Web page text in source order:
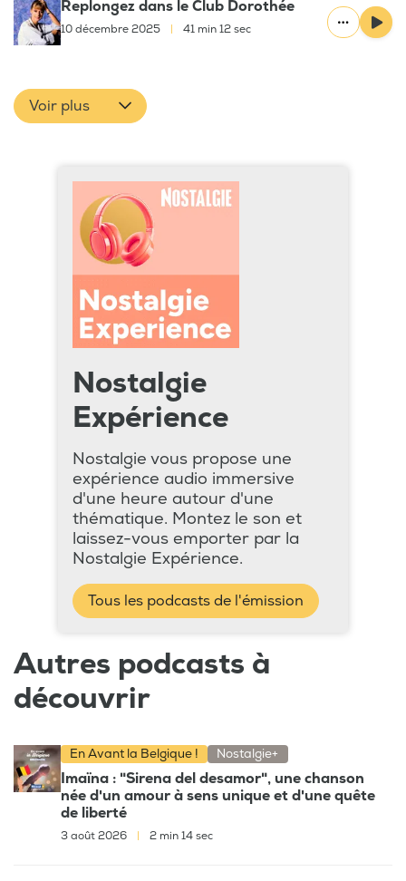
Replongez dans le Club Dorothée
10 décembre 2025 41 min 12 sec
Voir plus
Nostalgie
Expérience
Nostalgie vous propose une
expérience audio immersive
d'une heure autour d'une
thématique. Montez le son et
laissez-vous emporter par la
Nostalgie Expérience.
Tous les podcasts de l'émission
Autres podcasts à
découvrir
En Avant la Belgique ! Nostalgie+
Imaïna : "Sirena del desamor", une chanson
née d'un amour à sens unique et d'une quête
de liberté
3 août 2026 2 min 14 sec